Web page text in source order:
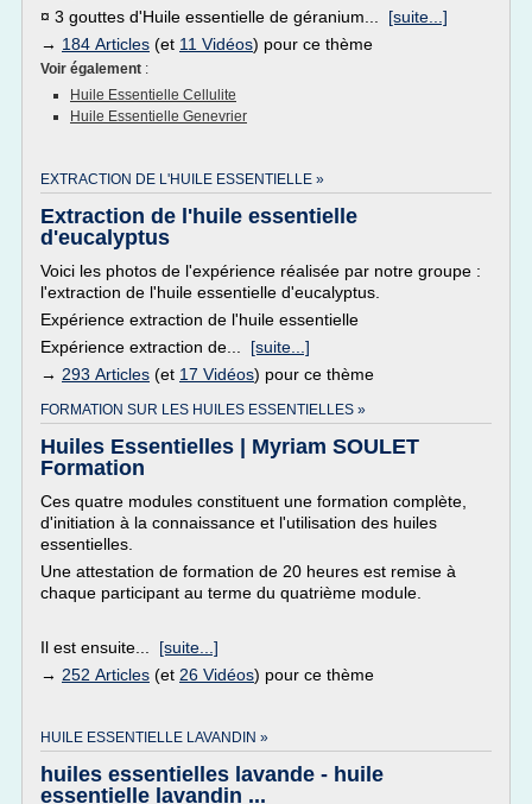
¤ 3 gouttes d'Huile essentielle de géranium... [suite...]
→ 184 Articles (et 11 Vidéos) pour ce thème
Voir également :
Huile Essentielle Cellulite
Huile Essentielle Genevrier
EXTRACTION DE L'HUILE ESSENTIELLE »
Extraction de l'huile essentielle
d'eucalyptus
Voici les photos de l'expérience réalisée par notre groupe :
l'extraction de l'huile essentielle d'eucalyptus.
Expérience extraction de l'huile essentielle
Expérience extraction de... [suite...]
→ 293 Articles (et 17 Vidéos) pour ce thème
FORMATION SUR LES HUILES ESSENTIELLES »
Huiles Essentielles | Myriam SOULET
Formation
Ces quatre modules constituent une formation complète,
d'initiation à la connaissance et l'utilisation des huiles
essentielles.
Une attestation de formation de 20 heures est remise à
chaque participant au terme du quatrième module.
Il est ensuite... [suite...]
→ 252 Articles (et 26 Vidéos) pour ce thème
HUILE ESSENTIELLE LAVANDIN »
huiles essentielles lavande - huile
essentielle lavandin ...